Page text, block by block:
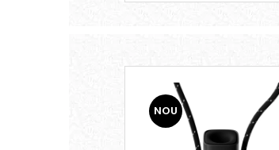
NOU